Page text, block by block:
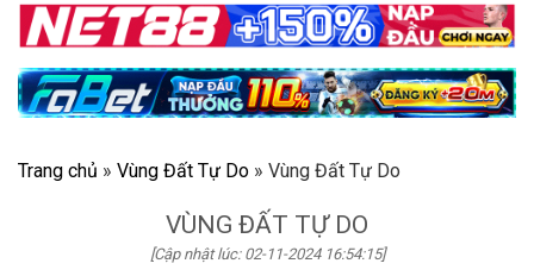
Trang chủ » Vùng Đất Tự Do » Vùng Đất Tự Do
VÙNG ĐẤT TỰ DO
[Cập nhật lúc: 02-11-2024 16:54:15]